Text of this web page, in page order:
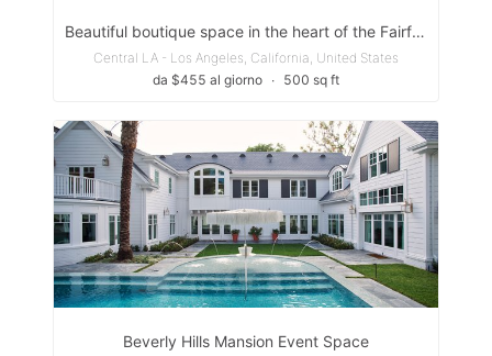
Beautiful boutique space in the heart of the Fairfax District
Central LA - Los Angeles, California, United States
da $455 al giorno ∙ 500 sq ft
Beverly Hills Mansion Event Space